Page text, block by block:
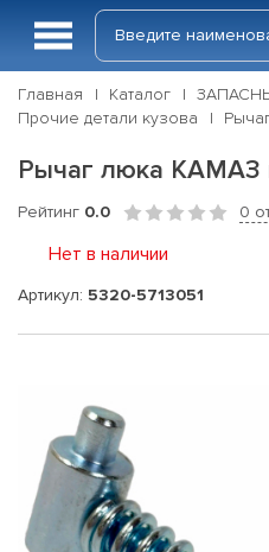
Главная Каталог
Прочие детали кузова
Рычаг люка КАМАЗ
Рейтинг 0.0 0
Нет в наличии
Артикул: 5320-5713051